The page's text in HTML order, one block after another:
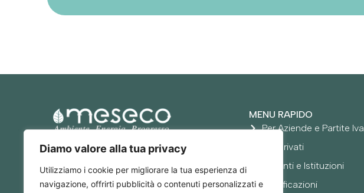
Diamo valore alla tua privacy
Utilizziamo i cookie per migliorare la tua esperienza di
navigazione, offrirti pubblicità o contenuti personalizzati e
P. IVA: 05777180968
RECAPITI
Email: info@meseco.it
MENU RAPIDO
Per Aziende e Partite Iva
Per Privati
Per Enti e Istituzioni
Certificazioni